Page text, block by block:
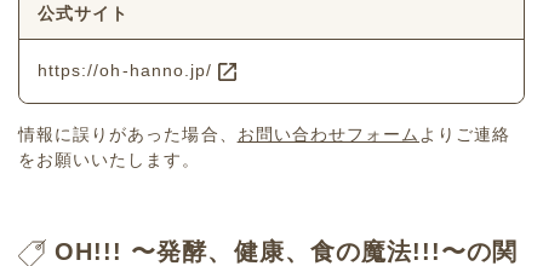
公式サイト
https://oh-hanno.jp/
情報に誤りがあった場合、 お問い合わせフォーム よりご連絡
をお願いいたします。
OH!!! 〜発酵、健康、食の魔法!!!〜の関